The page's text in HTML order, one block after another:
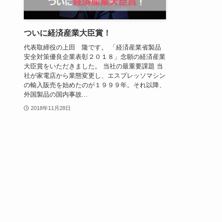
ついに経済産業大臣賞！
代表取締役の上田 隆です。 「経済産業省製品
安全対策優良企業表彰２０１８」念願の経済産業
大臣賞をいただきました。 当社の最重要課題 当
社が家電店から業態変更し、エスプレッソマシン
の輸入販売を始めたのが１９９９年。それ以降、
外国製品の国内事故...
2018年11月28日